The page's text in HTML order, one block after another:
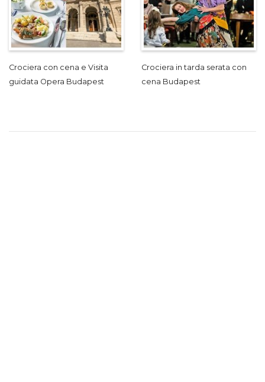
Crociera con cena e Visita
guidata Opera Budapest
Crociera in tarda serata con
cena Budapest